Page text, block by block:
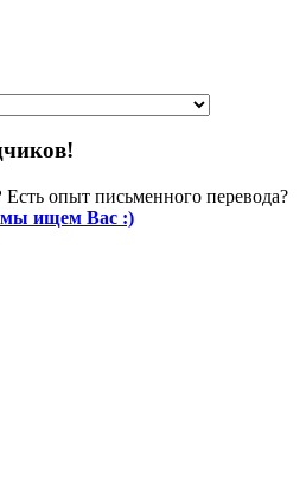
Есть опыт письменного перевода?
мы ищем Вас :)